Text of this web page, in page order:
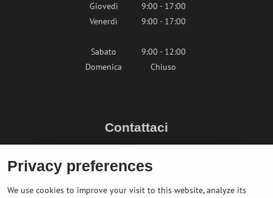
Giovedì
9:00 - 17:00
Venerdì
9:00 - 17:00
Sabato
9:00 - 12:00
Domenica
Chiuso
Contattaci
+436764858804 (AT)
Privacy preferences
We use cookies to improve your visit to this website, analyze its